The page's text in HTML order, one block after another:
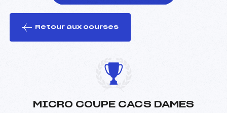
le ski
Retour aux courses
MICRO COUPE CACS DAMES